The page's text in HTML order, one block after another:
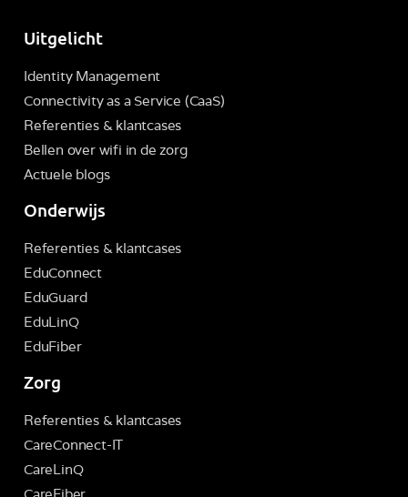
Uitgelicht
Identity Management
Connectivity as a Service (CaaS)
Referenties & klantcases
Bellen over wifi in de zorg
Actuele blogs
Onderwijs
Referenties & klantcases
EduConnect
EduGuard
EduLinQ
EduFiber
Zorg
Referenties & klantcases
CareConnect-IT
CareLinQ
CareFiber